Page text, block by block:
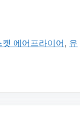
켓 에어프라이어, 유